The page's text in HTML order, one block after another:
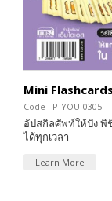
Mini
Code : P-YOU-0305
อัปสกิลศัพท์ให้ปัง
ได้ทุกเวลา
Learn More